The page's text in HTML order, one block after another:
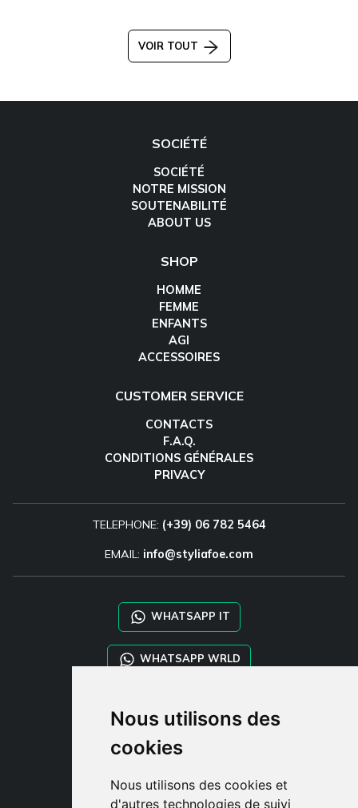
Nous utilisons des
cookies
Nous utilisons des cookies et
d'autres technologies de suivi
VOIR TOUT
SOCIÉTÉ
SOCIÉTÉ
NOTRE MISSION
SOUTENABILITÉ
ABOUT US
SHOP
HOMME
FEMME
ENFANTS
AGI
ACCESSOIRES
CUSTOMER SERVICE
CONTACTS
F.A.Q.
CONDITIONS GÉNÉRALES
PRIVACY
TELEPHONE: (+39) 06 782 5464
EMAIL: info@styliafoe.com
WHATSAPP IT
WHATSAPP WRLD
STYLIA SERVICES
SHOP B2B
TAYLOR MADE ORDERS